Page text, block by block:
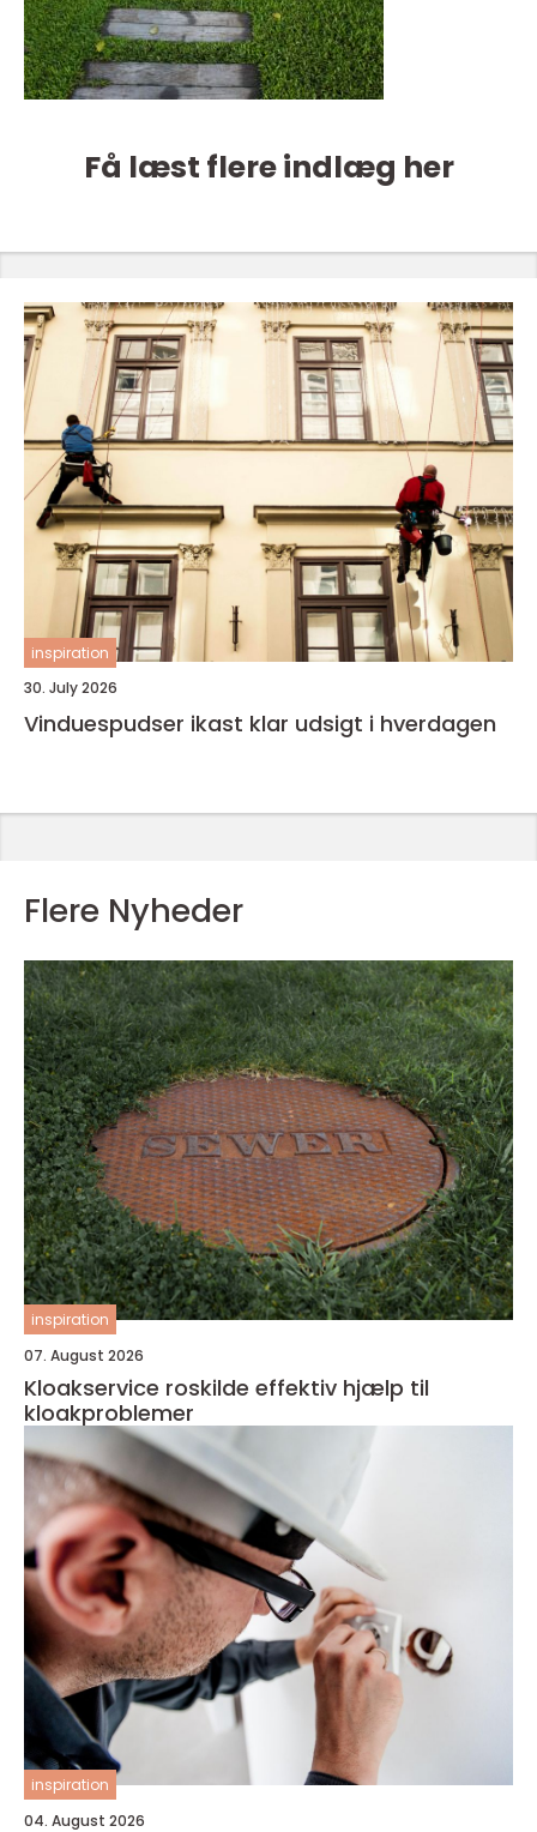
Få læst flere indlæg her
inspiration
30. July 2026
Vinduespudser ikast klar udsigt i hverdagen
Flere Nyheder
inspiration
07. August 2026
Kloakservice roskilde effektiv hjælp til
kloakproblemer
inspiration
04. August 2026